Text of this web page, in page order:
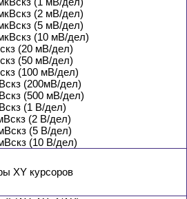
(2 мВ/дел)
(5 мВ/дел)
(10 мВ/дел)
(20 мВ/дел)
(50 мВ/дел)
(100 мВ/дел)
(200мВ/дел)
(500 мВ/дел)
(1 В/дел)
(2 В/дел)
(5 В/дел)
(10 В/дел)
XY курсоров